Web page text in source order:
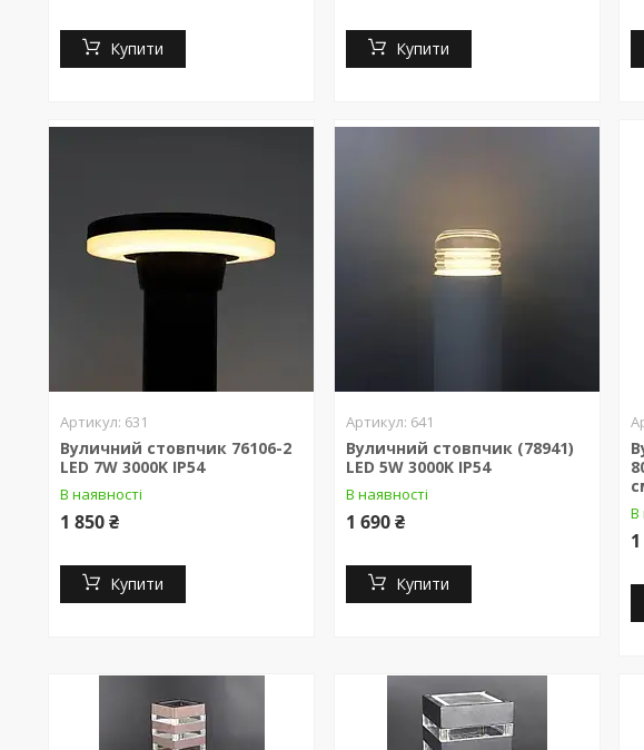
Купити Купити
631
Вуличний стовпчик 76106-2
LED 7W 3000K IP54
В наявності
1 850 ₴
Купити
641
Вуличний стовпчик (78941)
LED 5W 3000K IP54
В наявності
1 690 ₴
Купити
В